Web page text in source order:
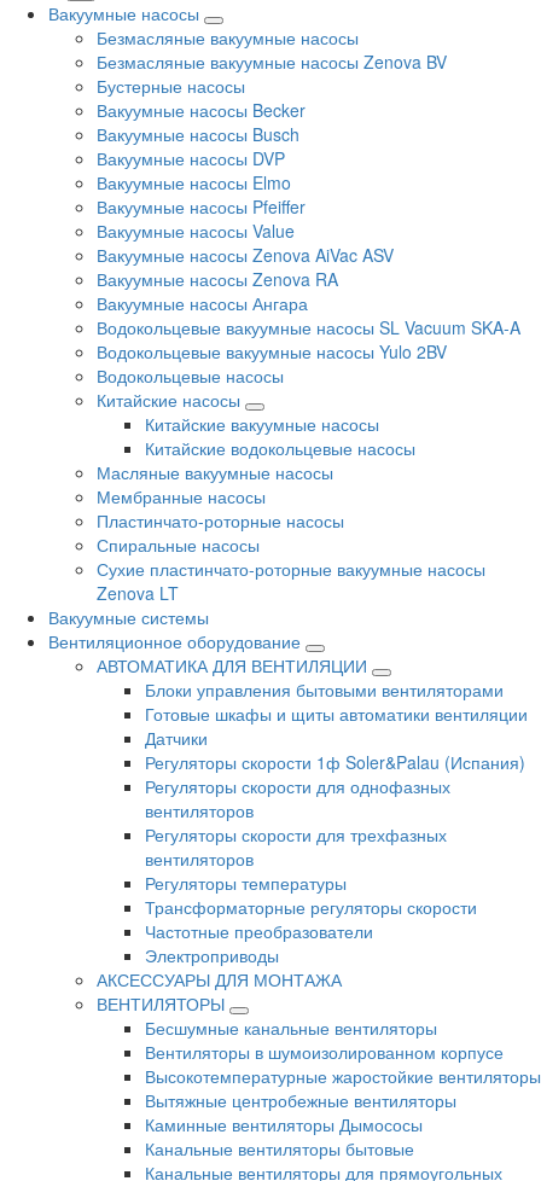
Вакуумные насосы
Безмасляные вакуумные насосы
Безмасляные вакуумные насосы Zenova BV
Бустерные насосы
Вакуумные насосы Becker
Вакуумные насосы Busch
Вакуумные насосы DVP
Вакуумные насосы Elmo
Вакуумные насосы Pfeiffer
Вакуумные насосы Value
Вакуумные насосы Zenova AiVac ASV
Вакуумные насосы Zenova RA
Вакуумные насосы Ангара
Водокольцевые вакуумные насосы SL Vacuum SKA-A
Водокольцевые вакуумные насосы Yulo 2BV
Водокольцевые насосы
Китайские насосы
Китайские вакуумные насосы
Китайские водокольцевые насосы
Масляные вакуумные насосы
Мембранные насосы
Пластинчато-роторные насосы
Спиральные насосы
Сухие пластинчато-роторные вакуумные насосы
Zenova LT
Вакуумные системы
Вентиляционное оборудование
АВТОМАТИКА ДЛЯ ВЕНТИЛЯЦИИ
Блоки управления бытовыми вентиляторами
Готовые шкафы и щиты автоматики вентиляции
Датчики
Регуляторы скорости 1ф Soler&Palau (Испания)
Регуляторы скорости для однофазных
вентиляторов
Регуляторы скорости для трехфазных
вентиляторов
Регуляторы температуры
Трансформаторные регуляторы скорости
Частотные преобразователи
Электроприводы
АКСЕССУАРЫ ДЛЯ МОНТАЖА
ВЕНТИЛЯТОРЫ
Бесшумные канальные вентиляторы
Вентиляторы в шумоизолированном корпусе
Высокотемпературные жаростойкие вентиляторы
Вытяжные центробежные вентиляторы
Каминные вентиляторы Дымососы
Канальные вентиляторы бытовые
Канальные вентиляторы для прямоугольных